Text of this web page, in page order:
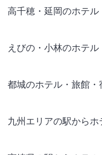
高千穂・延岡のホテ
えびの・小林のホテ
都城のホテル・旅館・
九州エリアの駅から